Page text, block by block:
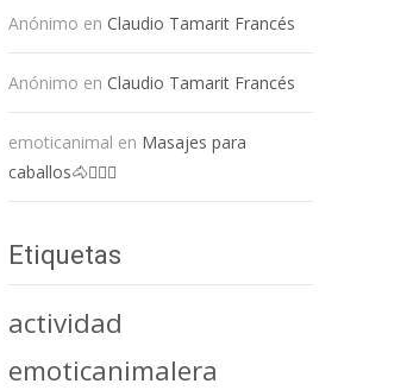
Anónimo en Claudio Tamarit Francés
Anónimo en Claudio Tamarit Francés
emoticanimal en Masajes para
caballos🐴💆🏻‍♀️
Etiquetas
actividad
emoticanimalera